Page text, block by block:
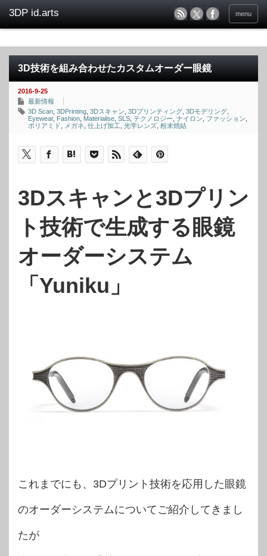
menu
3D技術を組み合わせたカスタムオーダー眼鏡
2016-9-25
最新情報
3D Scan 3DPrinting 3Dスキャン 3Dプリンティング 3Dモデリング
Eyewear, Fashion Materialise SLS テクノロジー ナイロン ファッション
ポリアミド
メガネ 仕上げ加工 光学レンズ 粉末焼結
3Dスキャンと3Dプリン
ト技術で生成する眼鏡
オーダーシステム
「Yuniku」
これまでにも、3Dプリント技術を応用した眼鏡
のオーダーシステムについてご紹介してきまし
たが